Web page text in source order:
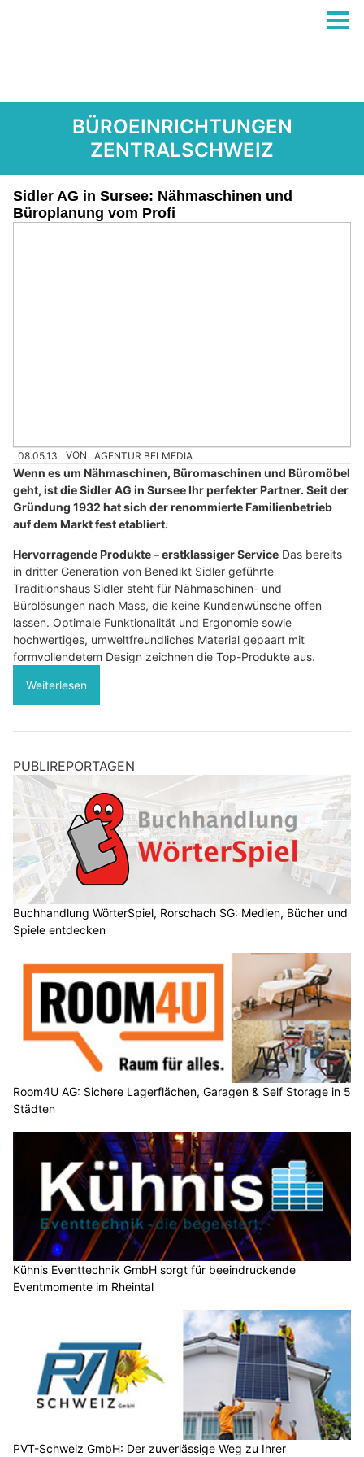
BÜROEINRICHTUNGEN
ZENTRALSCHWEIZ
Sidler AG in Sursee: Nähmaschinen und
Büroplanung vom Profi
08.05.13 VON AGENTUR BELMEDIA
Wenn es um Nähmaschinen, Büromaschinen und Büromöbel
geht, ist die Sidler AG in Sursee Ihr perfekter Partner. Seit der
Gründung 1932 hat sich der renommierte Familienbetrieb
auf dem Markt fest etabliert.
Hervorragende Produkte – erstklassiger Service Das bereits
in dritter Generation von Benedikt Sidler geführte
Traditionshaus Sidler steht für Nähmaschinen- und
Bürolösungen nach Mass, die keine Kundenwünsche offen
lassen. Optimale Funktionalität und Ergonomie sowie
hochwertiges, umweltfreundliches Material gepaart mit
formvollendetem Design zeichnen die Top-Produkte aus.
Weiterlesen
PUBLIREPORTAGEN
Buchhandlung WörterSpiel, Rorschach SG: Medien, Bücher und
Spiele entdecken
Room4U AG: Sichere Lagerflächen, Garagen & Self Storage in 5
Städten
Kühnis Eventtechnik GmbH sorgt für beeindruckende
Eventmomente im Rheintal
PVT-Schweiz GmbH: Der zuverlässige Weg zu Ihrer